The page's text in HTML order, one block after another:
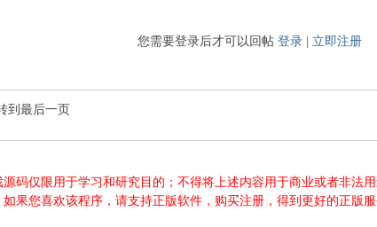
您需要登录后才可以回帖 登录| 立即注册
到最后一页
码仅限用于学习和研究目的；不得将上述内容用于商业或者非法
果您喜欢该程序，请支持正版软件，购买注册，得到更好的正版